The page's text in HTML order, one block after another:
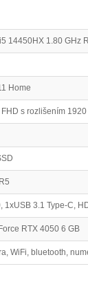
14450HX 1.80 GHz
Home
s rozlišením
1xUSB 3.1 Type-C,
RTX 4050 6 GB
WiFi, bluetooth,